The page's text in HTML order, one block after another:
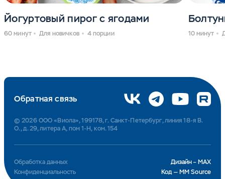
Йогуртовый пирог с ягодами
60 минут Для новичков 4 порции 10 минут
Дизайн – MAX
Обработка данных
Код — MM Source
Конфиденциальность
Обратная связь
© 2026 ООО «Виола», 199178, г. Санкт-Петербург, линия 18-я В.
О., д. 29, литера А, пом 1-Н, ком. 154